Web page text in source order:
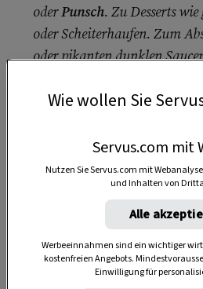
oderPunsch. Zu Desserts
oder Scheiterhaufen. Zum
oder pikanten dunklen
2 Glas
20 Minuten
Wie wollen Sie
Servus.com mit
Nutzen Sie Servus.com mit
und Inhalten von
Alle
Werbeeinnahmen sind ein wichtiger
kostenfreien Angebots.
Einwilligung für